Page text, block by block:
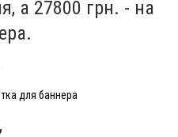
а 27800 грн. - на
для баннера